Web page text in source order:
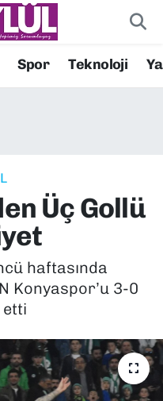
Spor Teknoloji
Üç Gollü
haftasında
Konyaspor’u 3-0
etti
ve Fikstür